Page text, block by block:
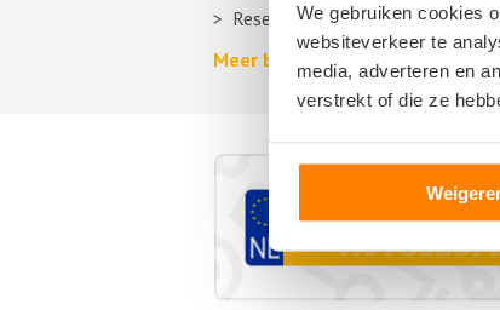
We gebruiken cookies
websiteverkeer te
media, adverteren en
verstrekt of die ze
Reservewiel, reserveband of
Meer berichten over